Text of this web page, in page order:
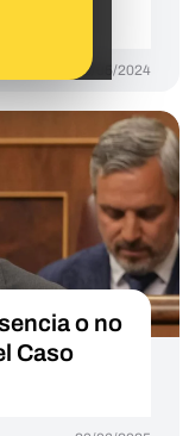
06/05/2024
o no
Caso